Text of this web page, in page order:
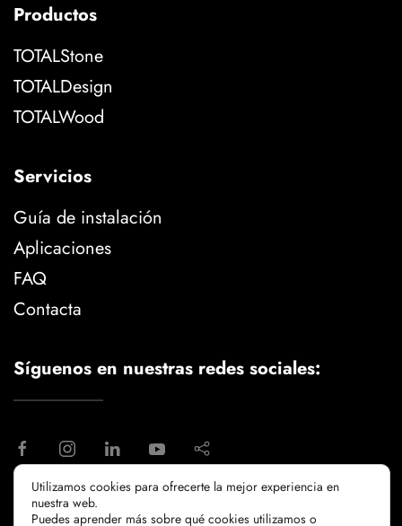
Productos
TOTALStone
TOTALDesign
TOTALWood
Servicios
Guía de instalación
Aplicaciones
FAQ
Contacta
Síguenos en nuestras redes sociales:
aviso legal
politica de privacidad
Utilizamos cookies para ofrecerte la mejor experiencia en
nuestra web.
Puedes aprender más sobre qué cookies utilizamos o